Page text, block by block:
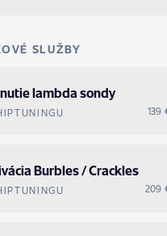
SLUŽBY
lambda sondy
139
Burbles / Crackles
209